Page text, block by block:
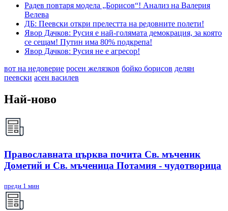
Радев повтаря модела „Борисов“! Анализ на Валерия
Велева
ДБ: Пеевски откри прелестта на редовните полети!
Явор Дачков: Русия е най-голямата демокрация, за която
се сещам! Путин има 80% подкрепа!
Явор Дачков: Русия не е агресор!
вот на недоверие росен желязков бойко борисов делян
пеевски асен василев
Най-ново
Православната църква почита Св. мъченик
Дометий и Св. мъченица Потамия - чудотворица
преди 1 мин